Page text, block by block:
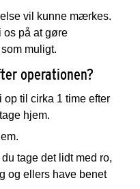
vil kunne mærkes.
os på at gøre
muligt.
operationen?
til cirka 1 time efter
hjem.
tage det lidt med ro,
og ellers have benet